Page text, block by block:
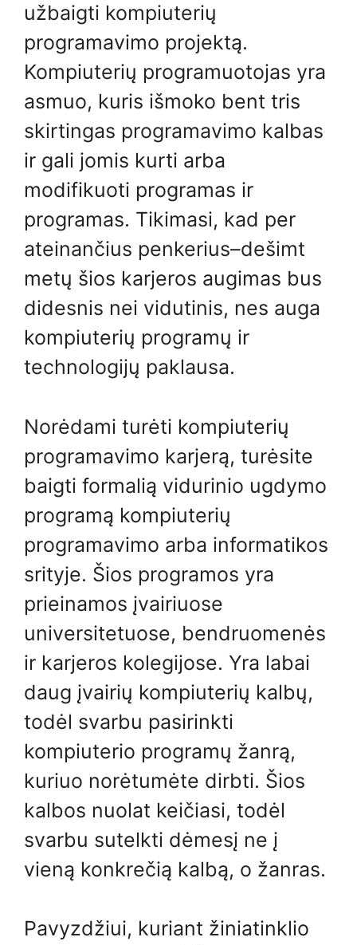
užbaigti kompiuterių
programavimo projektą.
Kompiuterių programuotojas yra
asmuo, kuris išmoko bent tris
skirtingas programavimo kalbas
ir gali jomis kurti arba
modifikuoti programas ir
programas. Tikimasi, kad per
ateinančius penkerius–dešimt
metų šios karjeros augimas bus
didesnis nei vidutinis, nes auga
kompiuterių programų ir
technologijų paklausa.
Norėdami turėti kompiuterių
programavimo karjerą, turėsite
baigti formalią vidurinio ugdymo
programą kompiuterių
programavimo arba informatikos
srityje. Šios programos yra
prieinamos įvairiuose
universitetuose, bendruomenės
ir karjeros kolegijose. Yra labai
daug įvairių kompiuterių kalbų,
todėl svarbu pasirinkti
kompiuterio programų žanrą,
kuriuo norėtumėte dirbti. Šios
kalbos nuolat keičiasi, todėl
svarbu sutelkti dėmesį ne į
vieną konkrečią kalbą, o žanras.
Pavyzdžiui, kuriant žiniatinklio